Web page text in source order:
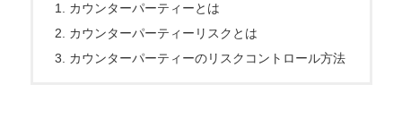
カウンターパーティーとは
カウンターパーティーリスクとは
カウンターパーティーのリスクコントロール方法